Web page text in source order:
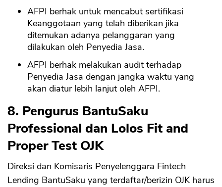
AFPI berhak untuk mencabut sertifikasi
Keanggotaan yang telah diberikan jika
ditemukan adanya pelanggaran yang
dilakukan oleh Penyedia Jasa.
AFPI berhak melakukan audit terhadap
Penyedia Jasa dengan jangka waktu yang
akan diatur lebih lanjut oleh AFPI.
8. Pengurus BantuSaku
Professional dan Lolos Fit and
Proper Test OJK
Direksi dan Komisaris Penyelenggara Fintech
Lending BantuSaku yang terdaftar/berizin OJK harus